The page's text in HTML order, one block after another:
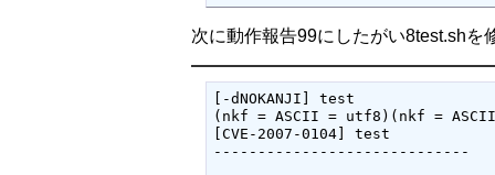
次に動作報告99にしたがい8test.shを
[-dNOKANJI] test
(nkf = ASCII = utf8)(nkf =
[CVE-2007-0104] test
-----------------------------